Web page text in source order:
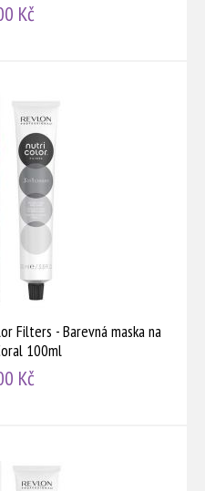
Kč
Filters - Barevná maska na
100ml
Kč